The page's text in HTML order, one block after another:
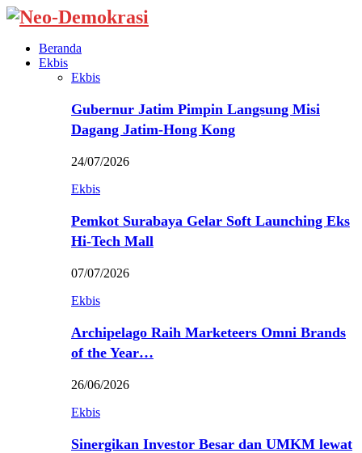
Beranda
Ekbis
Ekbis
Gubernur Jatim Pimpin Langsung Misi
Dagang Jatim-Hong Kong
24/07/2026
Ekbis
Pemkot Surabaya Gelar Soft Launching Eks
Hi-Tech Mall
07/07/2026
Ekbis
Archipelago Raih Marketeers Omni Brands
of the Year…
26/06/2026
Ekbis
Sinergikan Investor Besar dan UMKM lewat